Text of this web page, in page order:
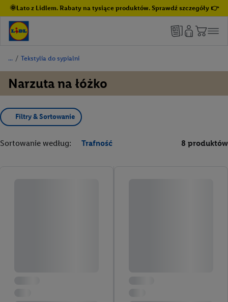
🌞Lato z Lidlem. Rabaty na tysiące produktów. Sprawdź szczegóły 👉
/ Tekstylia do sypialni
Narzuta na łóżko
Filtry & Sortowanie
Sortowanie według: Trafność 8 produktów